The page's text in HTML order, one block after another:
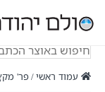
content
פר' מקץ
עמוד ראשי פר'